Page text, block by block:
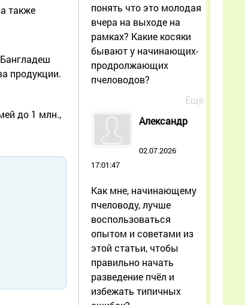
также
продукции.
до 1 млн.,
понять что это молодая
вчера на выходе на
рамках? Какие косяки
бывают у начинающих-
продролжающих
пчеловодов?
Еще
Александр
02.07.2026
17:01:47
Как мне, начинающему
пчеловоду, лучше
воспользоваться
опытом и советами из
этой статьи, чтобы
правильно начать
разведение пчёл и
избежать типичных